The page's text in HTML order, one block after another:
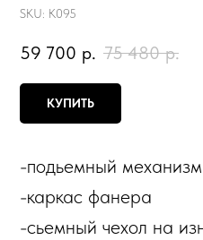
SKU: К095
59 700 р. 75 480 р.
КУПИТЬ
-подьемный механизм
-каркас фанера
-сьемный чехол на